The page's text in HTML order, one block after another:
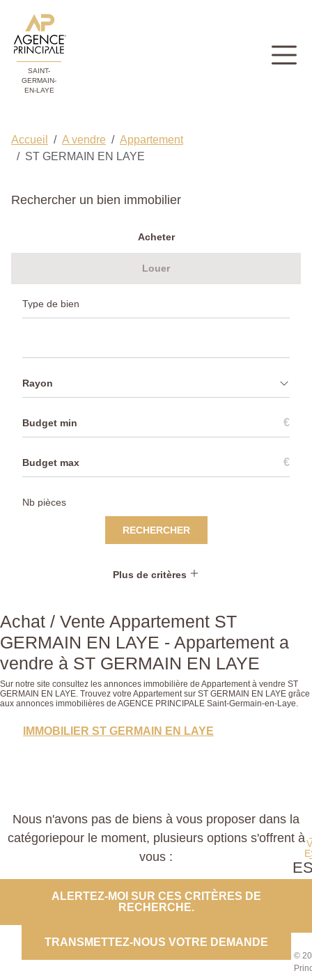
SAINT-
GERMAIN-
EN-LAYE
Accueil A vendre
Appartement
ST GERMAIN EN LAYE
Rechercher un bien immobilier
Acheter
Louer
Rayon
€
€
RECHERCHER
Plus de critères
Achat / Vente Appartement ST
GERMAIN EN LAYE - Appartement a
vendre à ST GERMAIN EN LAYE
Sur notre site consultez les annonces immobilière de Appartement à vendre ST
GERMAIN EN LAYE. Trouvez votre Appartement sur ST GERMAIN EN LAYE grâce
aux annonces immobilières de AGENCE PRINCIPALE Saint-Germain-en-Laye.
IMMOBILIER ST GERMAIN EN LAYE
Nous n'avons pas de biens à vous proposer dans la
catégoriepour le moment, plusieurs options s'offrent à
vous :
ALERTEZ-MOI SUR CES CRITÈRES DE
RECHERCHE.
TRANSMETTEZ-NOUS VOTRE DEMANDE
©